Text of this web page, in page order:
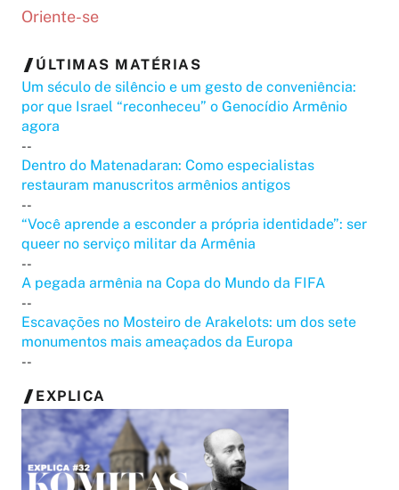
Oriente-se
ÚLTIMAS MATÉRIAS
Um século de silêncio e um gesto de conveniência:
por que Israel “reconheceu” o Genocídio Armênio
agora
--
Dentro do Matenadaran: Como especialistas
restauram manuscritos armênios antigos
--
“Você aprende a esconder a própria identidade”: ser
queer no serviço militar da Armênia
--
A pegada armênia na Copa do Mundo da FIFA
--
Escavações no Mosteiro de Arakelots: um dos sete
monumentos mais ameaçados da Europa
--
EXPLICA